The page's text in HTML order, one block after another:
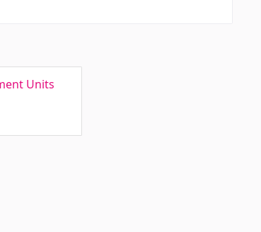
Units